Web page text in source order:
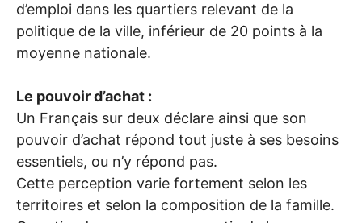
d’emploi dans les quartiers relevant de la
politique de la ville, inférieur de 20 points à la
moyenne nationale.
Le pouvoir d’achat :
Un Français sur deux déclare ainsi que son
pouvoir d’achat répond tout juste à ses besoins
essentiels, ou n’y répond pas.
Cette perception varie fortement selon les
territoires et selon la composition de la famille.